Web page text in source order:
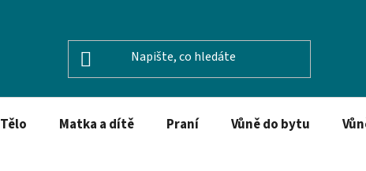
Tělo Matka a dítě Praní Vůně do bytu